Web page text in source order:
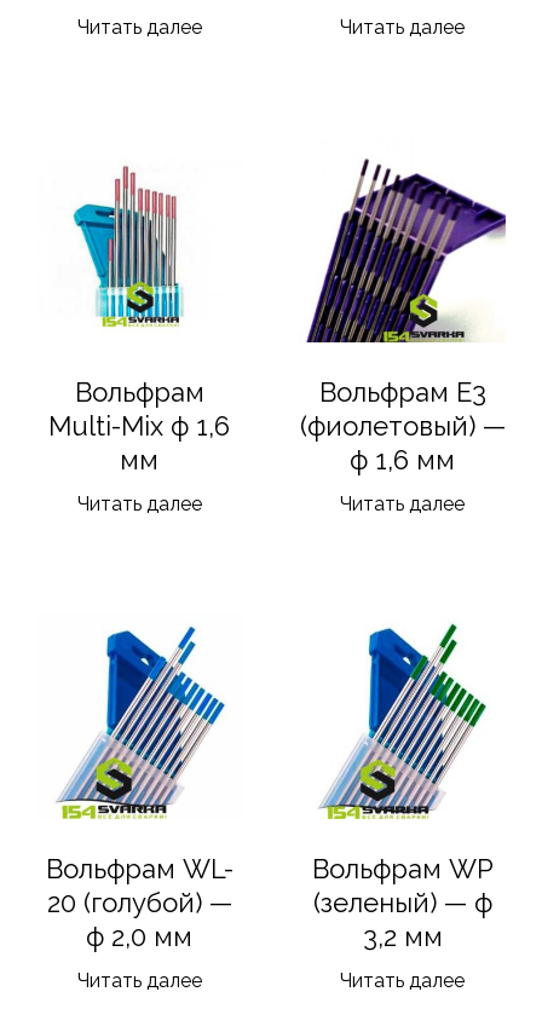
Читать далее Читать далее
Вольфрам
Multi-Mix ф 1,6
мм
Читать далее
Вольфрам Е3
(фиолетовый) —
ф 1,6 мм
Читать далее
Вольфрам WL-
20 (голубой) —
ф 2,0 мм
Читать далее
Вольфрам WP
(зеленый) — ф
3,2 мм
Читать далее